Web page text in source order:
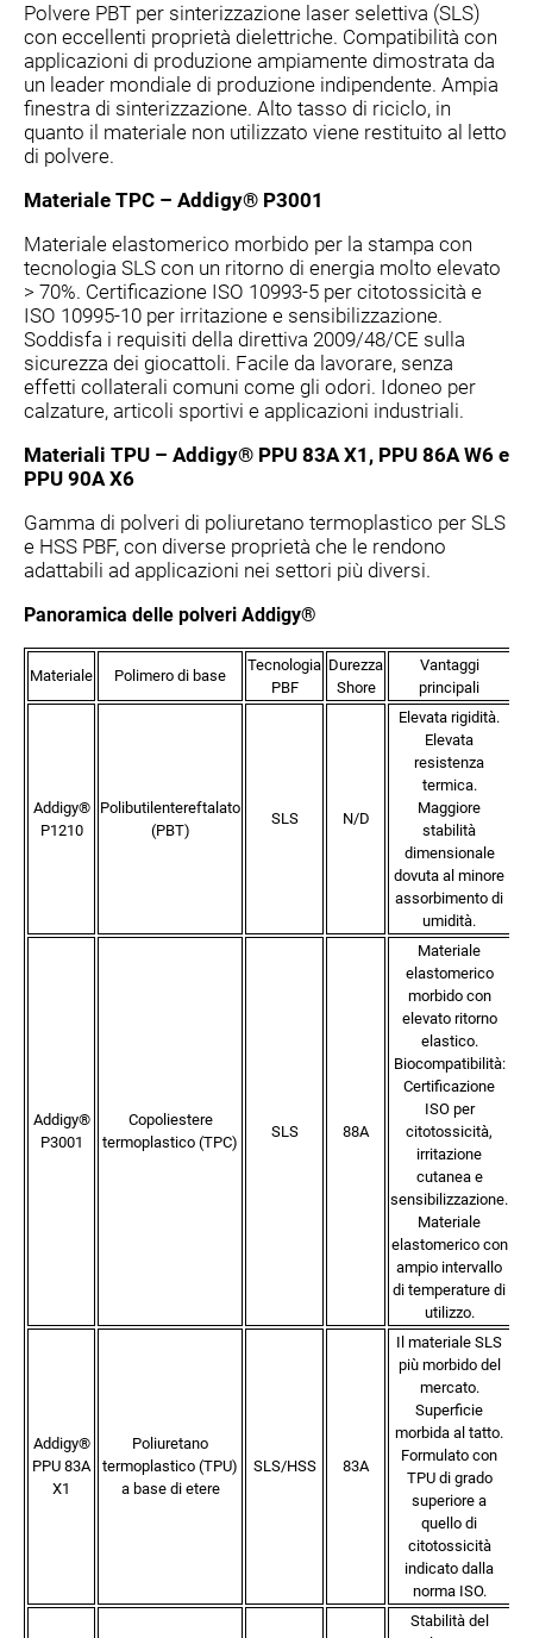
Polvere PBT per sinterizzazione laser selettiva (SLS)
con eccellenti proprietà dielettriche. Compatibilità con
applicazioni di produzione ampiamente dimostrata da
un leader mondiale di produzione indipendente. Ampia
finestra di sinterizzazione. Alto tasso di riciclo, in
quanto il materiale non utilizzato viene restituito al letto
di polvere.
Materiale TPC – Addigy® P3001
Materiale elastomerico morbido per la stampa con
tecnologia SLS con un ritorno di energia molto elevato
> 70%. Certificazione ISO 10993-5 per citotossicità e
ISO 10995-10 per irritazione e sensibilizzazione.
Soddisfa i requisiti della direttiva 2009/48/CE sulla
sicurezza dei giocattoli. Facile da lavorare, senza
effetti collaterali comuni come gli odori. Idoneo per
calzature, articoli sportivi e applicazioni industriali.
Materiali TPU – Addigy® PPU 83A X1, PPU 86A W6 e
PPU 90A X6
Gamma di polveri di poliuretano termoplastico per SLS
e HSS PBF, con diverse proprietà che le rendono
adattabili ad applicazioni nei settori più diversi.
Panoramica delle polveri Addigy®
Materiale Polimero di base
Tecnologia
PBF
Durezza
Shore
Vantaggi
principali
Addigy®
P1210
Polibutilentereftalato
(PBT)
SLS N/D
Elevata rigidità.
Elevata
resistenza
termica.
Maggiore
stabilità
dimensionale
dovuta al minore
assorbimento di
umidità.
Addigy®
P3001
Copoliestere
termoplastico (TPC)
SLS 88A
Materiale
elastomerico
morbido con
elevato ritorno
elastico.
Biocompatibilità:
Certificazione
ISO per
citotossicità,
irritazione
cutanea e
sensibilizzazione.
Materiale
elastomerico con
ampio intervallo
di temperature di
utilizzo.
Addigy®
PPU 83A
X1
Poliuretano
termoplastico (TPU)
a base di etere
SLS/HSS 83A
Il materiale SLS
più morbido del
mercato.
Superficie
morbida al tatto.
Formulato con
TPU di grado
superiore a
quello di
citotossicità
indicato dalla
norma ISO.
Stabilità del